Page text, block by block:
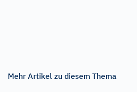
Mehr Artikel zu diesem Thema